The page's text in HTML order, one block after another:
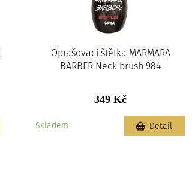
Oprašovací štětka MARMARA
BARBER Neck brush 984
349 Kč
Skladem Detail